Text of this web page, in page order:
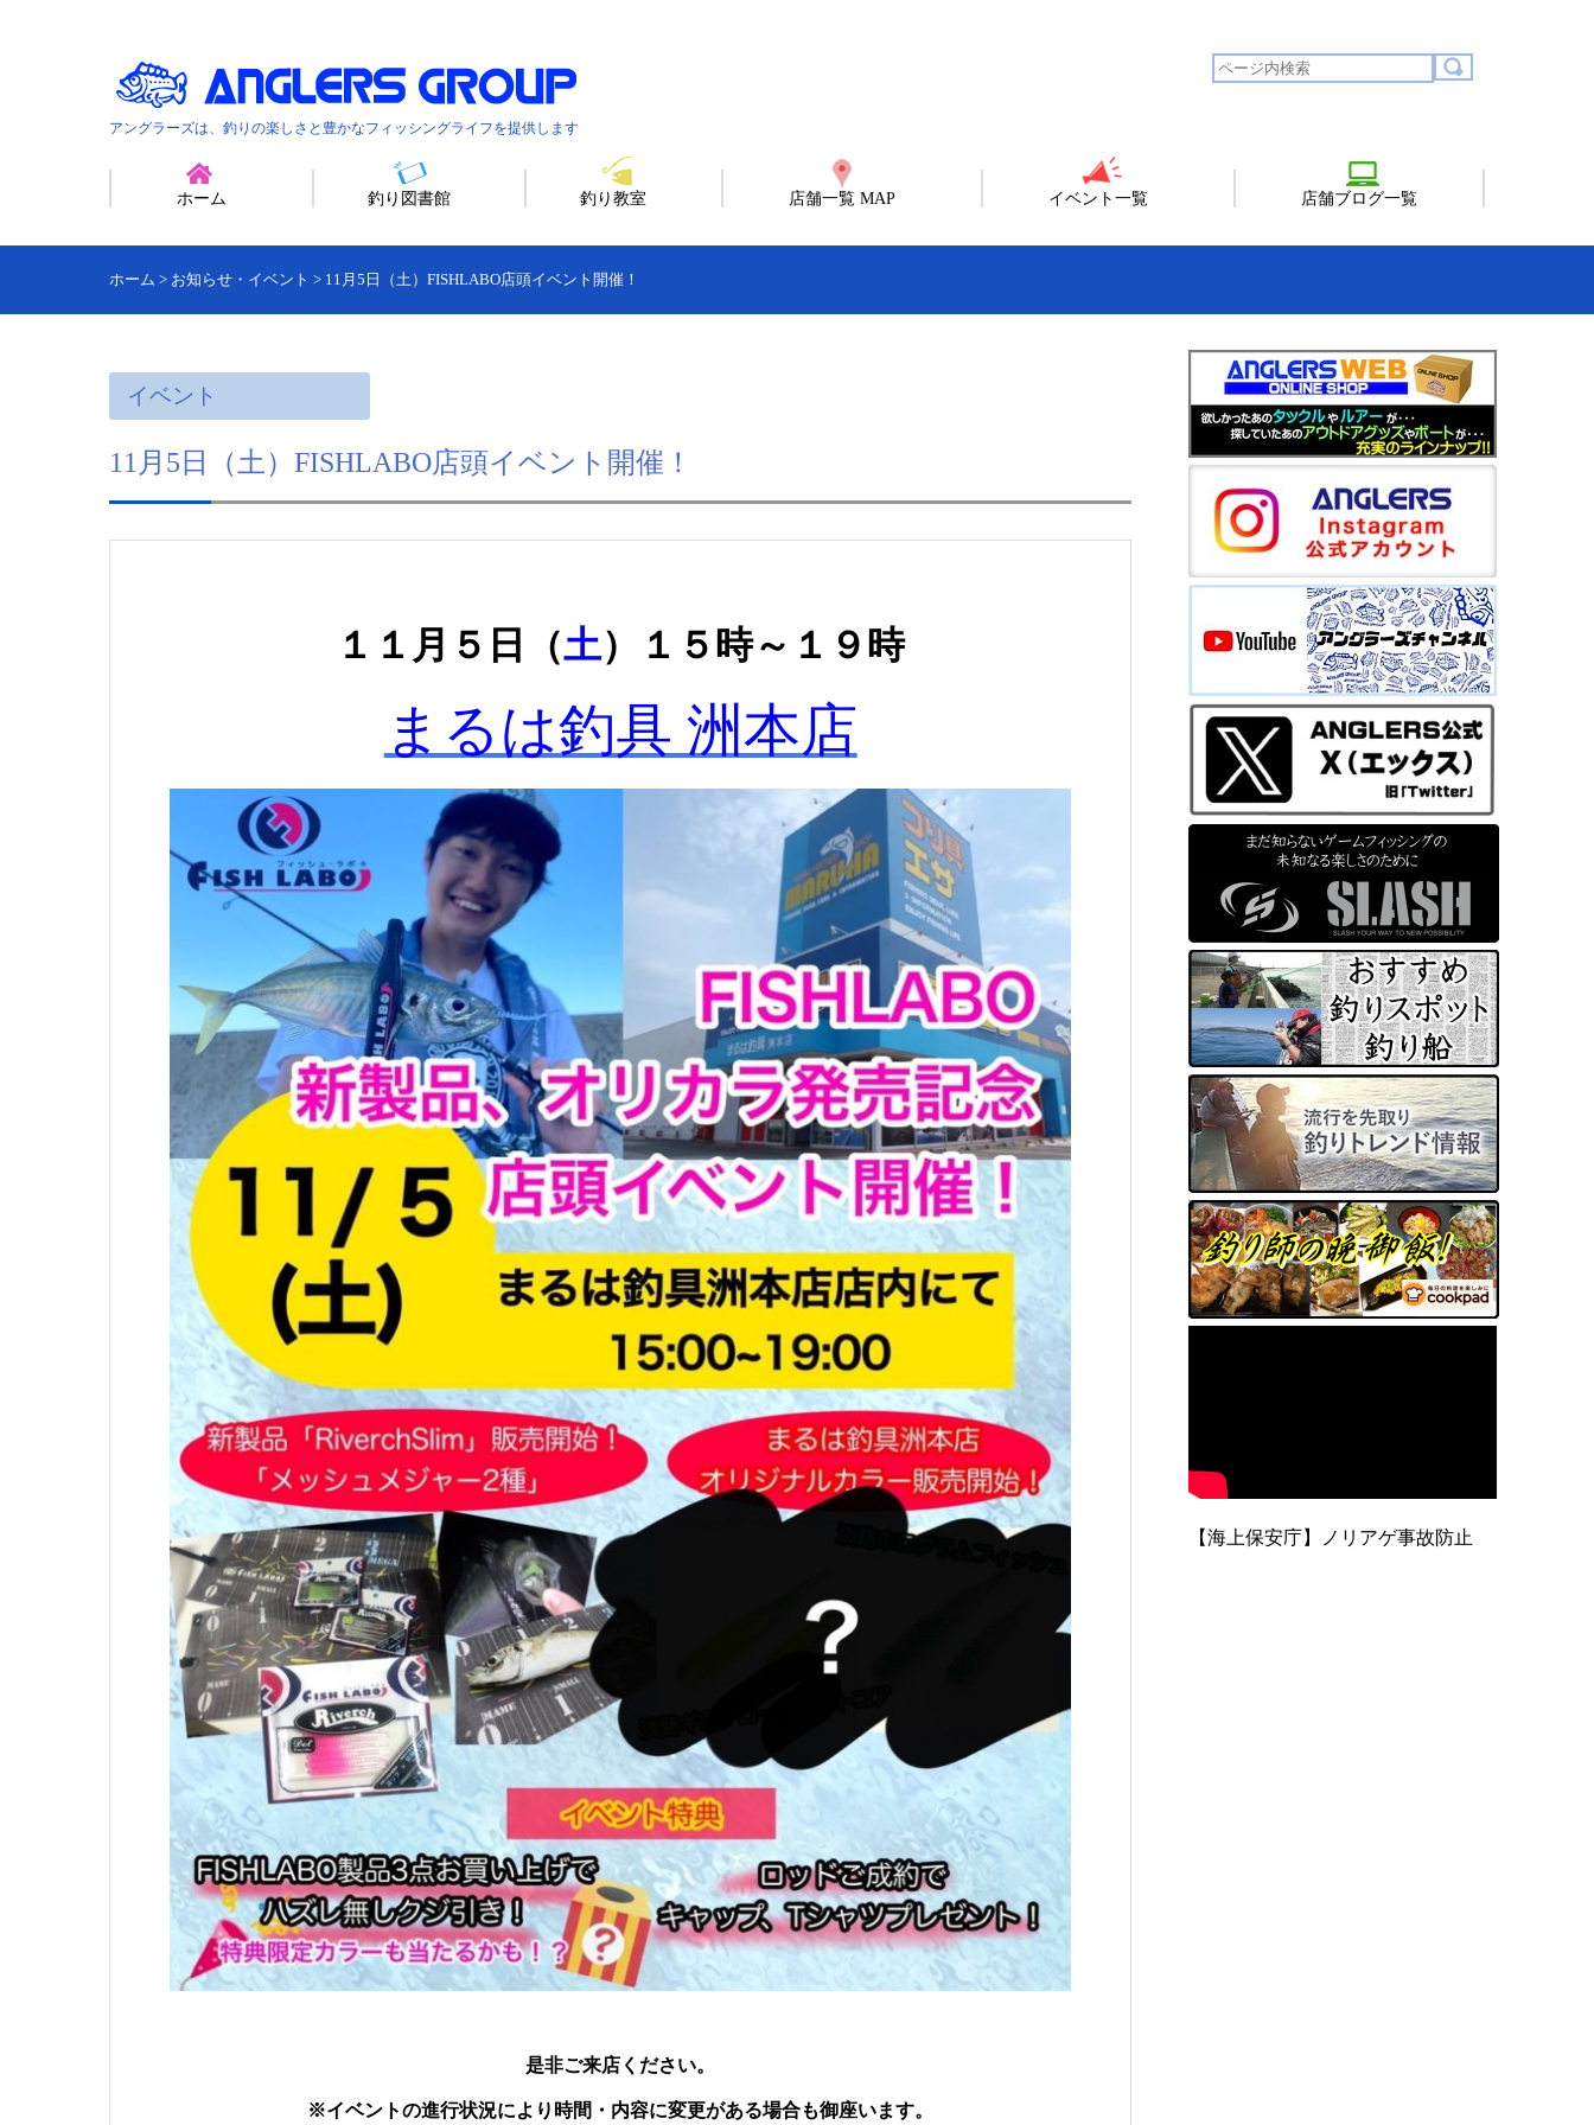
アングラーズは、釣りの楽しさと豊かなフィッシングライフを提供します
ホーム 釣り図書館 釣り教室 店舗一覧 MAP イベント一覧 店舗ブログ一覧
ホーム > お知らせ・イベント > 11月5日（土）FISHLABO店頭イベント開催！
イベント
11月5日（土）FISHLABO店頭イベント開催！
１１ 月５日（土）１５時～１９時
まるは釣具 洲本店
是非ご来店ください。
※イベントの進行状況により時間・内容に変更がある場合も御座います。
【海上保安庁】ノリアゲ事故防止